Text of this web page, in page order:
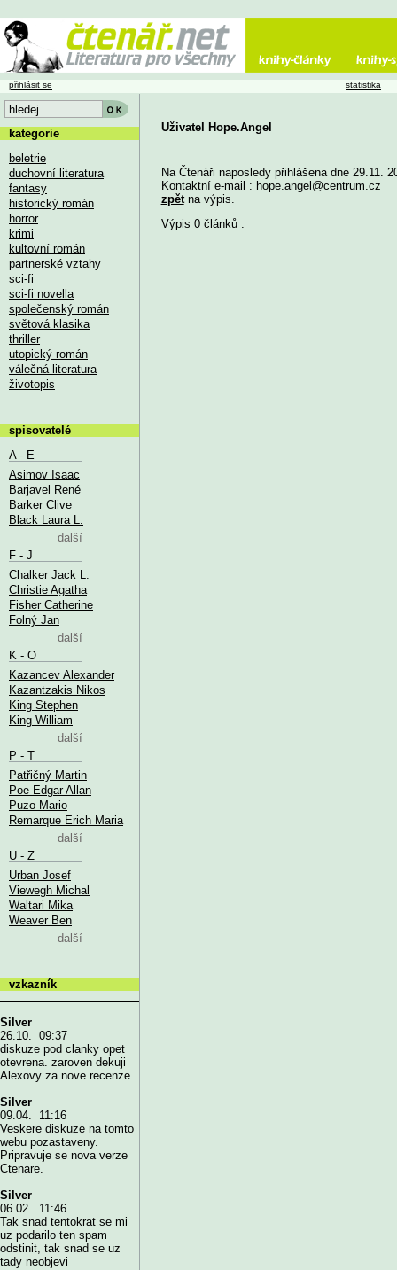
Uživatel Hope.Angel
Na Čtenáři naposledy přihlášena dne 29.11.
Kontaktní e-mail : hope.angel@centrum.cz
zpětna výpis.
Výpis 0 článků :
přihlásit se statistika
kategorie
beletrie
duchovní literatura
fantasy
historický román
horror
krimi
kultovní román
partnerské vztahy
sci-fi
sci-fi novella
společenský román
světová klasika
thriller
utopický román
válečná literatura
životopis
spisovatelé
A - E
Asimov Isaac
Barjavel René
Barker Clive
Black Laura L.
další
F - J
Chalker Jack L.
Christie Agatha
Fisher Catherine
Folný Jan
další
K - O
Kazancev Alexander
Kazantzakis Nikos
King Stephen
King William
další
P - T
Patřičný Martin
Poe Edgar Allan
Puzo Mario
Remarque Erich Maria
další
U - Z
Urban Josef
Viewegh Michal
Waltari Mika
Weaver Ben
další
vzkazník
Silver
26.10. 09:37
diskuze pod clanky opet
otevrena. zaroven dekuji
Alexovy za nove recenze.
Silver
09.04. 11:16
Veskere diskuze na tomto
webu pozastaveny.
Pripravuje se nova verze
Ctenare.
Silver
06.02. 11:46
Tak snad tentokrat se mi
uz podarilo ten spam
odstinit, tak snad se uz
tady neobjevi